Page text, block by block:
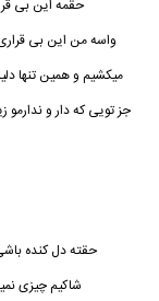
حقمهاین بی
واسه من این بی
میکشیم و همین تنها
جز تویی که دار و
حقته دل کنده
شاکیم چیزی